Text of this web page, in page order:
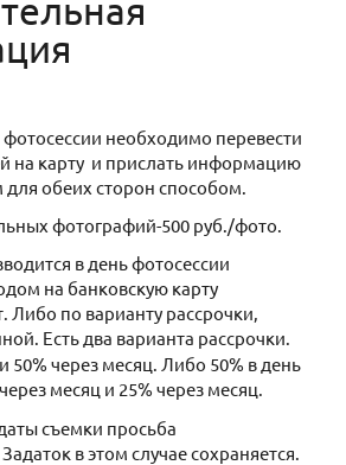
необходимо перевести
на карту и прислать информацию
обеих сторон способом.
фотографий-500 руб./фото.
в день фотосессии
на банковскую карту
Либо по варианту рассрочки,
Есть два варианта рассрочки.
50% через месяц. Либо 50% в день
месяц и 25% через месяц.
съемки просьба
в этом случае сохраняется.